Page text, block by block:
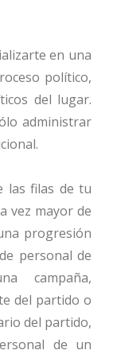
en una
político,
del lugar.
administrar
las filas de tu
vez mayor de
progresión
personal de
campaña,
del partido o
del partido,
de un